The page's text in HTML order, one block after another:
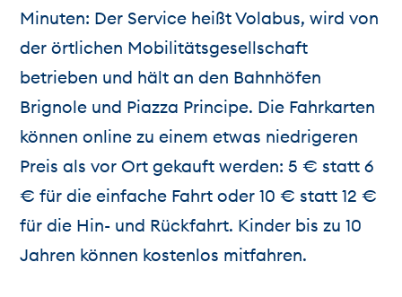
Minuten: Der Service heißt Volabus, wird von
der örtlichen Mobilitätsgesellschaft
betrieben und hält an den Bahnhöfen
Brignole und Piazza Principe. Die Fahrkarten
können online zu einem etwas niedrigeren
Preis als vor Ort gekauft werden: 5 € statt 6
€ für die einfache Fahrt oder 10 € statt 12 €
für die Hin- und Rückfahrt. Kinder bis zu 10
Jahren können kostenlos mitfahren.